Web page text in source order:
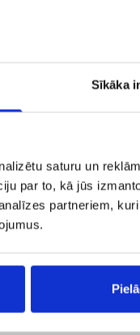
Sīkāka
saturu un
par to, kā jūs
partneriem,